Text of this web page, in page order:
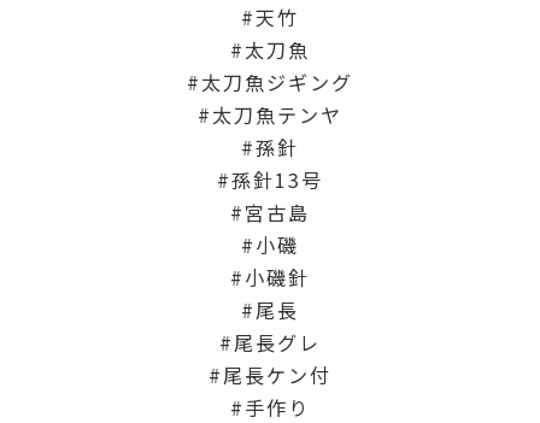
天竹
太刀魚
太刀魚ジギング
太刀魚テンヤ
孫針
孫針13号
宮古島
小磯
小磯針
尾長
尾長グレ
尾長ケン付
手作り